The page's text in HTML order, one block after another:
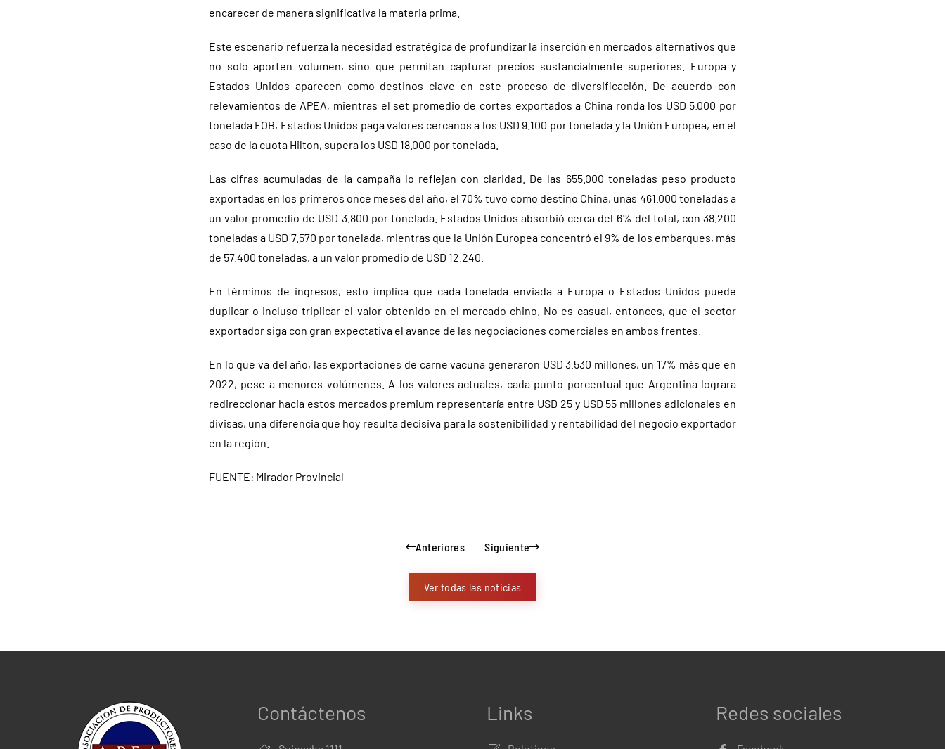
encarecer de manera significativa la materia prima.
Este escenario refuerza la necesidad estratégica de profundizar la inserción en mercados alternativos que
no solo aporten volumen, sino que permitan capturar precios sustancialmente superiores. Europa y
Estados Unidos aparecen como destinos clave en este proceso de diversificación. De acuerdo con
relevamientos de APEA, mientras el set promedio de cortes exportados a China ronda los USD 5.000 por
tonelada FOB, Estados Unidos paga valores cercanos a los USD 9.100 por tonelada y la Unión Europea, en el
caso de la cuota Hilton, supera los USD 18.000 por tonelada.
Las cifras acumuladas de la campaña lo reflejan con claridad. De las 655.000 toneladas peso producto
exportadas en los primeros once meses del año, el 70% tuvo como destino China, unas 461.000 toneladas a
un valor promedio de USD 3.800 por tonelada. Estados Unidos absorbió cerca del 6% del total, con 38.200
toneladas a USD 7.570 por tonelada, mientras que la Unión Europea concentró el 9% de los embarques, más
de 57.400 toneladas, a un valor promedio de USD 12.240.
En términos de ingresos, esto implica que cada tonelada enviada a Europa o Estados Unidos puede
duplicar o incluso triplicar el valor obtenido en el mercado chino. No es casual, entonces, que el sector
exportador siga con gran expectativa el avance de las negociaciones comerciales en ambos frentes.
En lo que va del año, las exportaciones de carne vacuna generaron USD 3.530 millones, un 17% más que en
2022, pese a menores volúmenes. A los valores actuales, cada punto porcentual que Argentina lograra
redireccionar hacia estos mercados premium representaría entre USD 25 y USD 55 millones adicionales en
divisas, una diferencia que hoy resulta decisiva para la sostenibilidad y rentabilidad del negocio exportador
en la región.
FUENTE: Mirador Provincial
Anteriores Siguiente
Ver todas las noticias
Contáctenos Links Redes sociales